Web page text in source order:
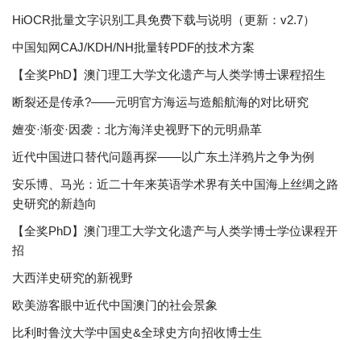
HiOCR批量文字识别工具免费下载与说明（更新：v2.7）
中国知网CAJ/KDH/NH批量转PDF的技术方案
【全奖PhD】澳门理工大学文化遗产与人类学博士课程招生
断裂还是传承?——元明官方海运与造船航海的对比研究
嬗变·渐变·因袭：北方海洋史视野下的元明鼎革
近代中国进口替代问题再探——以广东土洋鸦片之争为例
安乐博、马光：近二十年来英语学术界有关中国海上丝绸之路
史研究的新趋向
【全奖PhD】澳门理工大学文化遗产与人类学博士学位课程开
招
大西洋史研究的新视野
欧美游客眼中近代中国澳门的社会景象
比利时鲁汶大学中国史&全球史方向招收博士生